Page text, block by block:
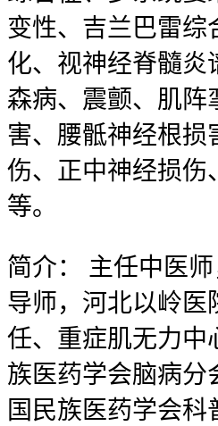
变性、吉兰巴雷综
化、视神经脊髓炎
森病、震颤、肌阵
害、腰骶神经根损
伤、正中神经损伤
等。
简介：
主任中医
导师，河北以岭医
任、重症肌无力中
族医药学会脑病分
国民族医药学会科